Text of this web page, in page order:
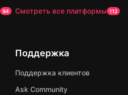
94
Смотреть все платформы 112
Поддержка
Поддержка клиентов
Ask Community